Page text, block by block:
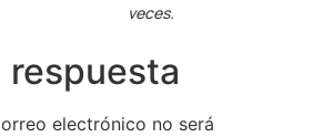
veces.
respuesta
electrónico no será